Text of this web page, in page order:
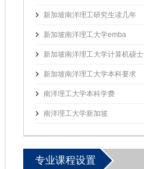
新加坡南洋理工研究生读几年
新加坡南洋理工大学emba
新加坡南洋理工大学计算机硕士
新加坡南洋理工大学本科要求
南洋理工大学本科学费
南洋理工大学新加坡
专业课程设置